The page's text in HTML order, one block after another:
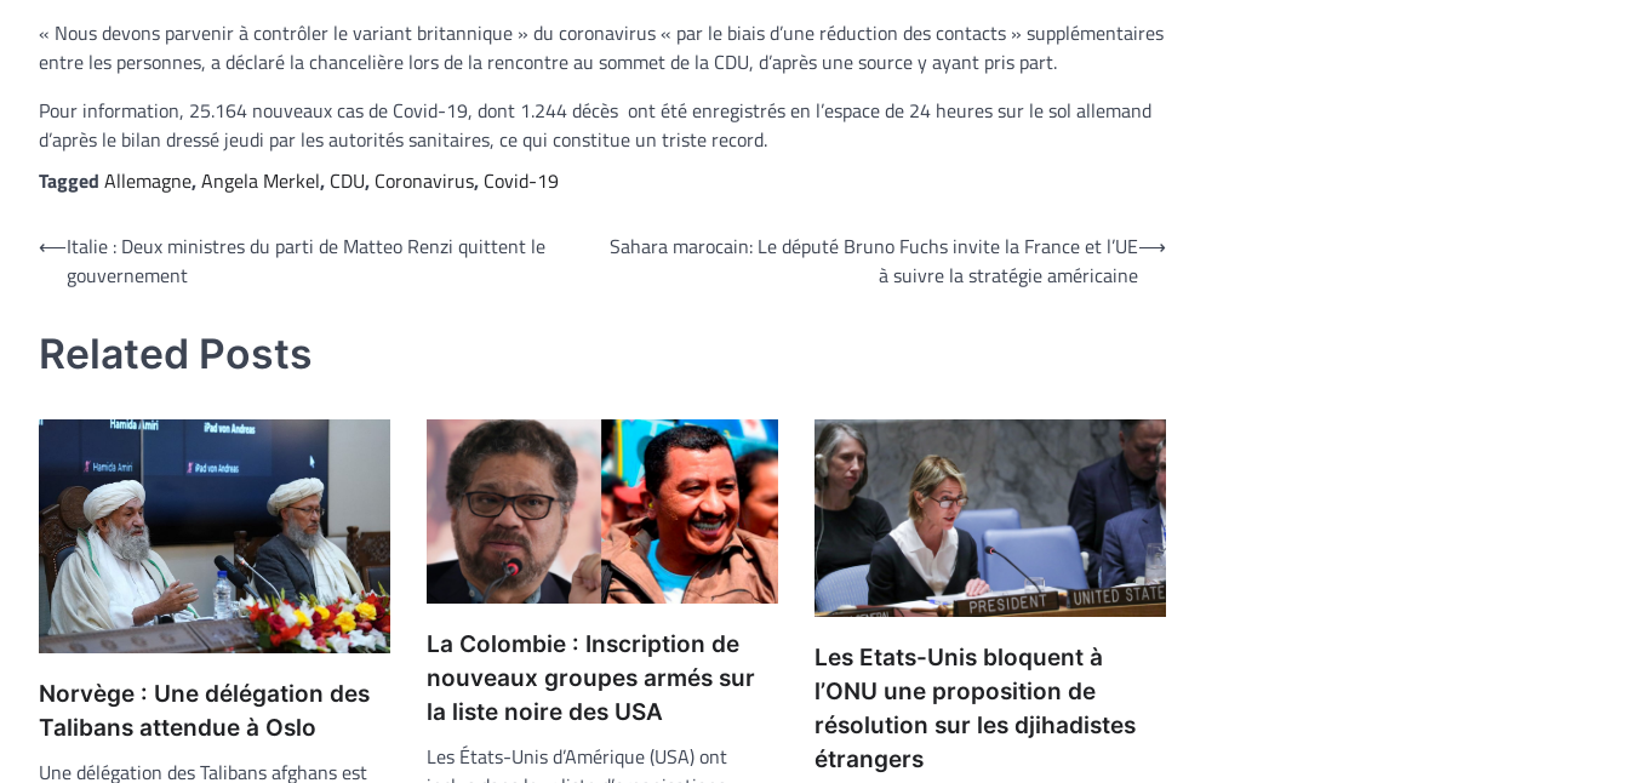
« Nous devons parvenir à contrôler le variant britannique » du coronavirus « par le biais d’une réduction des contacts » supplémentaires
entre les personnes, a déclaré la chancelière lors de la rencontre au sommet de la CDU, d’après une source y ayant pris part.
Pour information, 25.164 nouveaux cas de Covid-19, dont 1.244 décès ont été enregistrés en l’espace de 24 heures sur le sol allemand
d’après le bilan dressé jeudi par les autorités sanitaires, ce qui constitue un triste record.
Tagged Allemagne,Angela Merkel, CDU, Coronavirus, Covid-19
Navigation
⟵Italie : Deux ministres du parti de Matteo Renzi quittent le
gouvernement
Sahara marocain: Le député Bruno Fuchs invite la France et l’UE
à suivre la stratégie américaine
⟶
Related Posts
Norvège : Une délégation des
Talibans attendue à Oslo
Une délégation des Talibans afghans est
La Colombie : Inscription de
nouveaux groupes armés sur
la liste noire des USA
Les États-Unis d’Amérique (USA) ont
Les Etats-Unis bloquent à
l’ONU une proposition de
résolution sur les djihadistes
étrangers